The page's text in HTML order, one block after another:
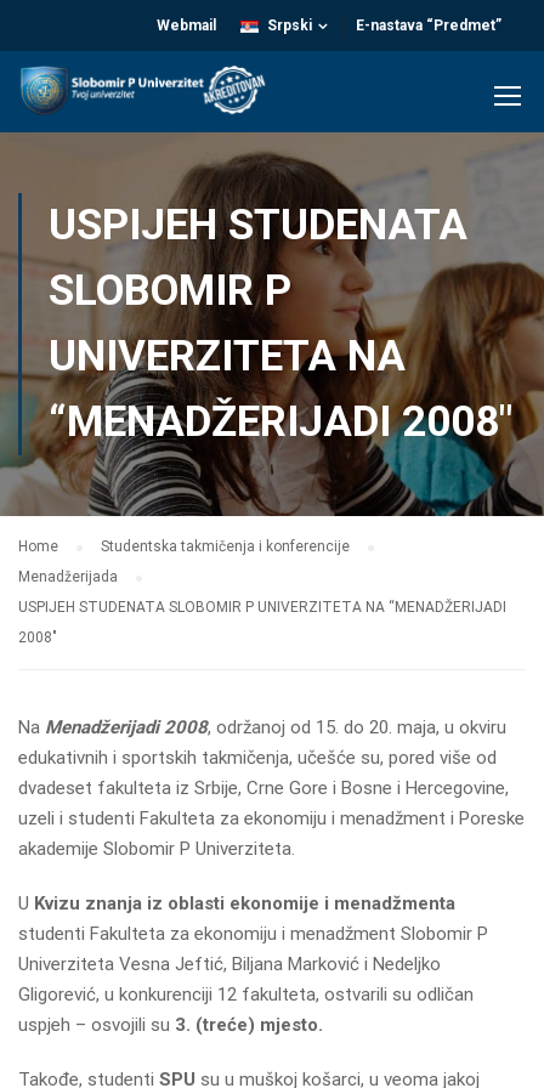
E-nastava “Predmet”
Srpski
Webmail
USPIJEH STUDENATA
SLOBOMIR P
UNIVERZITETA NA
“MENADŽERIJADI 2008″
Home
Studentska takmičenja i konferencije
Menadžerijada
USPIJEH STUDENATA SLOBOMIR P UNIVERZITETA NA “MENADŽERIJADI
2008″
Na Menadžerijadi 2008, održanoj od 15. do 20. maja, u okviru
edukativnih i sportskih takmičenja, učešće su, pored više od
dvadeset fakulteta iz Srbije, Crne Gore i Bosne i Hercegovine,
uzeli i studenti Fakulteta za ekonomiju i menadžment i Poreske
akademije Slobomir P Univerziteta.
U Kvizu znanja iz oblasti ekonomije i menadžmenta
studenti Fakulteta za ekonomiju i menadžment Slobomir P
Univerziteta Vesna Jeftić, Biljana Marković i Nedeljko
Gligorević, u konkurenciji 12 fakulteta, ostvarili su odličan
uspjeh – osvojili su 3. (treće) mjesto.
Takođe, studenti SPU su u muškoj košarci, u veoma jakoj